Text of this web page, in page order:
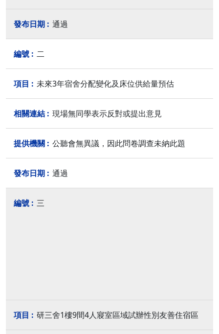
通過
二
未來3年宿舍分配變化及床位供給量預估
現場無同學表示反對或提出意見
公聽會無異議，因此問卷調查未納此題
通過
三
研三舍1樓9間4人寢室區域試辦性別友善住宿區